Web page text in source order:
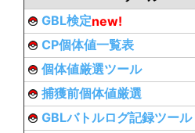
GBL検定new!
CP個体値一覧表
個体値厳選ツール
捕獲前個体値厳選
GBLバトルログ記録ツール